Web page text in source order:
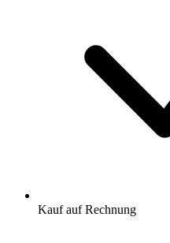
Kauf auf Rechnung